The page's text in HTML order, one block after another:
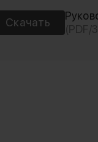
Скачать
(PDF/